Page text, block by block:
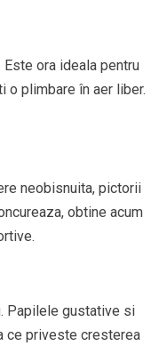
ora ideala pentru
o plimbare în aer liber.
neobisnuita, pictorii
obtine acum
Papilele gustative si
ce priveste cresterea